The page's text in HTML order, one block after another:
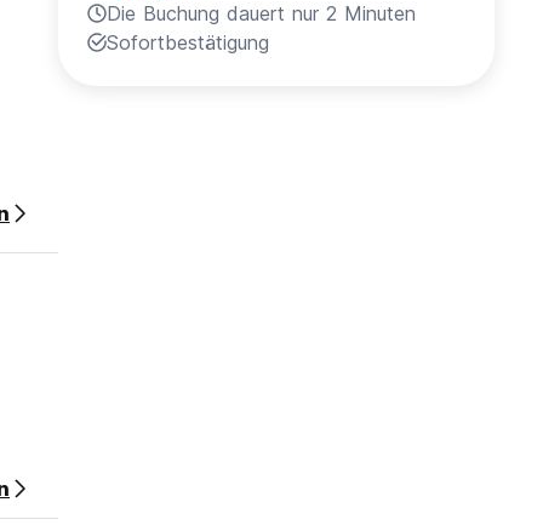
Die Buchung dauert nur 2 Minuten
Sofortbestätigung